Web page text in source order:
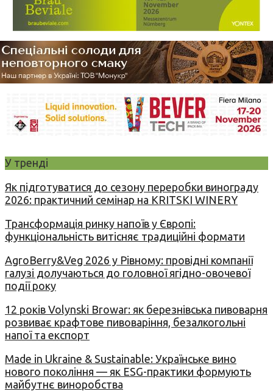
У тренді
Як підготуватися до сезону переробки винограду
2026: практичний семінар на KRITSKI WINERY
Трансформація ринку напоїв у Європі:
функціональність витісняє традиційні формати
AgroBerry&Veg 2026 у Рівному: провідні компанії
галузі долучаються до головної ягідно-овочевої
події року
12 років Volynski Browar: як березнівська пивоварня
розвиває крафтове пивоваріння, безалкогольні
напої та експорт
Made in Ukraine & Sustainable: Українське вино
нового покоління — як ESG-практики формують
майбутнє виноробства